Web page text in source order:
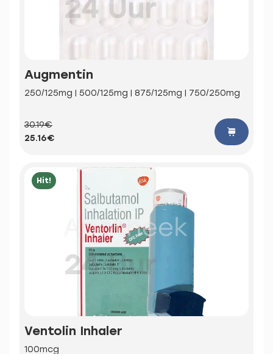
Augmentin
250/125mg | 500/125mg | 875/125mg | 750/250mg
30.19€
25.16€
Hit!
Ventolin Inhaler
100mcg